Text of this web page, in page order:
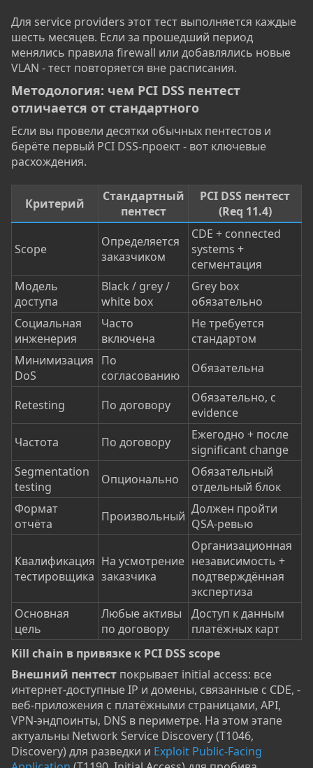
Для service providers этот тест выполняется каждые
шесть месяцев. Если за прошедший период
менялись правила firewall или добавлялись новые
VLAN - тест повторяется вне расписания.
Методология: чем PCI DSS пентест
отличается от стандартного​
Если вы провели десятки обычных пентестов и
берёте первый PCI DSS-проект - вот ключевые
расхождения.
Критерий
Стандартный
пентест
PCI DSS пентест
(Req 11.4)
Scope
Определяется
заказчиком
CDE + connected
systems +
сегментация
Модель
доступа
Black / grey /
white box
Grey box
обязательно
Социальная
инженерия
Часто
включена
Не требуется
стандартом
Минимизация
DoS
По
согласованию
Обязательна
Retesting По договору
Обязательно, с
evidence
Частота
По договору
Ежегодно + после
significant change
Segmentation
testing
Опционально
Обязательный
отдельный блок
Формат
отчёта
Произвольный Должен пройти
QSA-ревью
Квалификация
тестировщика
На усмотрение
заказчика
Организационная
независимость +
подтверждённая
экспертиза
Основная
цель
Любые активы
по договору
Доступ к данным
платёжных карт
Kill chain в привязке к PCI DSS scope​
Внешний пентест покрывает initial access: все
интернет-доступные IP и домены, связанные с CDE, -
веб-приложения с платёжными страницами, API,
VPN-эндпоинты, DNS в периметре. На этом этапе
актуальны Network Service Discovery (T1046,
Discovery) для разведки и Exploit Public-Facing